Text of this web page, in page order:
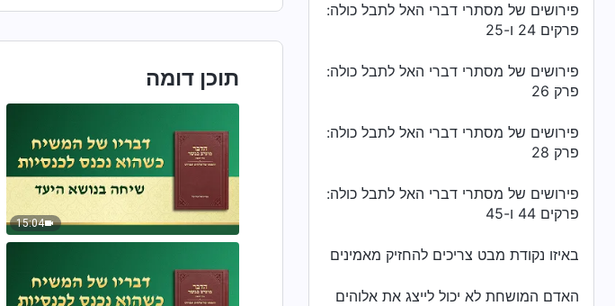
פירושים של מסתרי דברי האל לתבל כולה:
פרקים 24 ו-25
פירושים של מסתרי דברי האל לתבל כולה:
פרק 26
פירושים של מסתרי דברי האל לתבל כולה:
פרק 28
פירושים של מסתרי דברי האל לתבל כולה:
פרקים 44 ו-45
באיזו נקודת מבט צריכים להחזיק מאמינים
האדם המושחת לא יכול לייצג את אלוהים
תוכן דומה
15:04